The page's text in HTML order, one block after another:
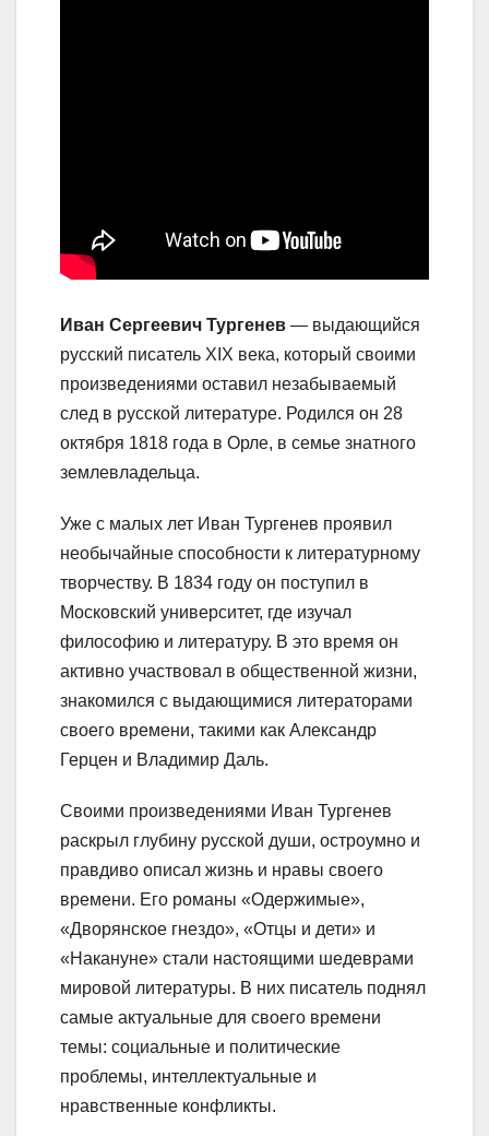
Иван Сергеевич Тургенев — выдающийся
русский писатель XIX века, который своими
произведениями оставил незабываемый
след в русской литературе. Родился он 28
октября 1818 года в Орле, в семье знатного
землевладельца.
Уже с малых лет Иван Тургенев проявил
необычайные способности к литературному
творчеству. В 1834 году он поступил в
Московский университет, где изучал
философию и литературу. В это время он
активно участвовал в общественной жизни,
знакомился с выдающимися литераторами
своего времени, такими как Александр
Герцен и Владимир Даль.
Своими произведениями Иван Тургенев
раскрыл глубину русской души, остроумно и
правдиво описал жизнь и нравы своего
времени. Его романы «Одержимые»,
«Дворянское гнездо», «Отцы и дети» и
«Накануне» стали настоящими шедеврами
мировой литературы. В них писатель поднял
самые актуальные для своего времени
темы: социальные и политические
проблемы, интеллектуальные и
нравственные конфликты.